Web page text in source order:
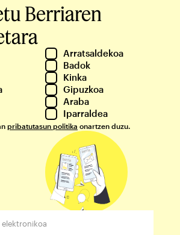
Berriaren
Arratsaldekoa
Badok
Kinka
Gipuzkoa
Araba
Iparraldea
pribatutasun politika onartzen duzu.